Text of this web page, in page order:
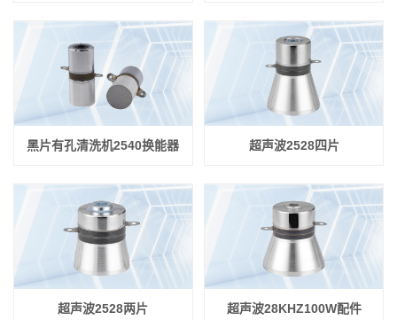
黑片有孔清洗机2540换能器 超声波2528四片
超声波2528两片 超声波28KHZ100W配件